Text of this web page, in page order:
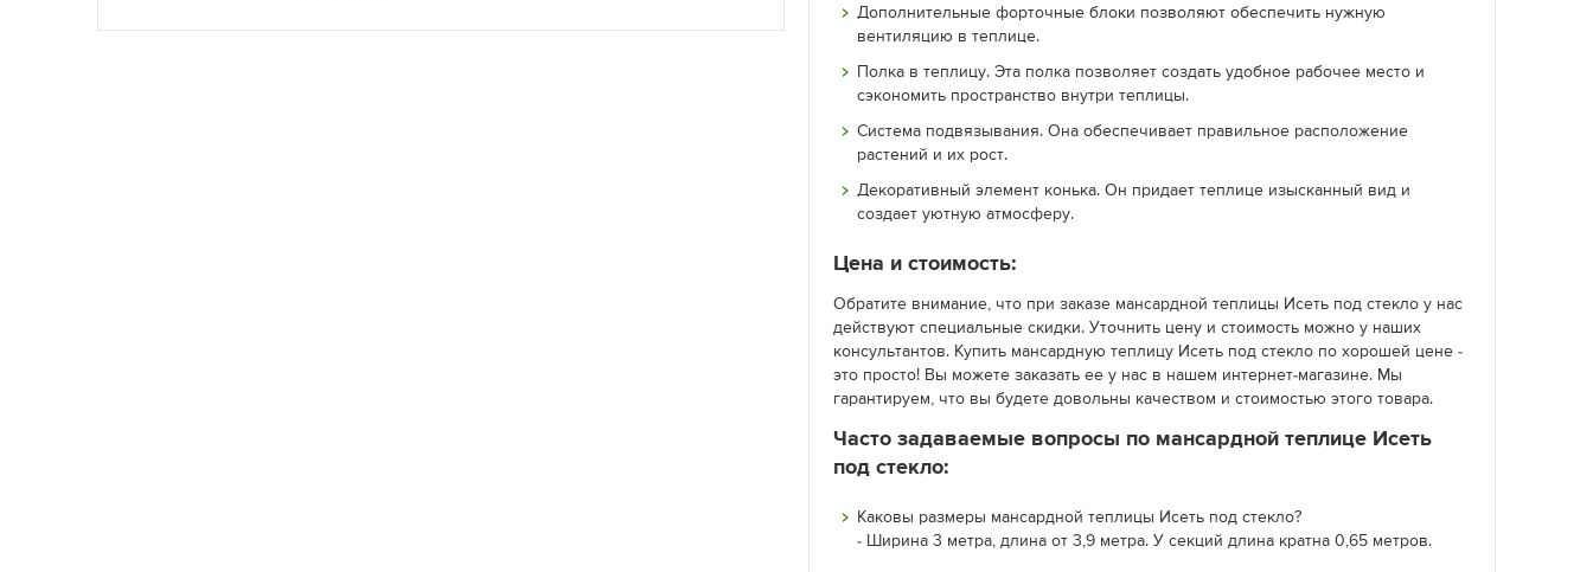
Дополнительные форточные блоки позволяют обеспечить нужную
вентиляцию в теплице.
Полка в теплицу. Эта полка позволяет создать удобное рабочее место и
сэкономить пространство внутри теплицы.
Система подвязывания. Она обеспечивает правильное расположение
растений и их рост.
Декоративный элемент конька. Он придает теплице изысканный вид и
создает уютную атмосферу.
Цена и стоимость:
Обратите внимание, что при заказе мансардной теплицы Исеть под стекло у нас
действуют специальные скидки. Уточнить цену и стоимость можно у наших
консультантов. Купить мансардную теплицу Исеть под стекло по хорошей цене -
это просто! Вы можете заказать ее у нас в нашем интернет-магазине. Мы
гарантируем, что вы будете довольны качеством и стоимостью этого товара.
Часто задаваемые вопросы по мансардной теплице Исеть
под стекло:
Каковы размеры мансардной теплицы Исеть под стекло?
- Ширина 3 метра, длина от 3,9 метра. У секций длина кратна 0,65 метров.